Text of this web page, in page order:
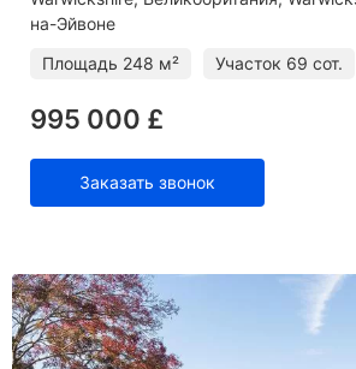
на-Эйвоне
Площадь 248 м² Участок 69 сот.
995 000 £
Заказать звонок